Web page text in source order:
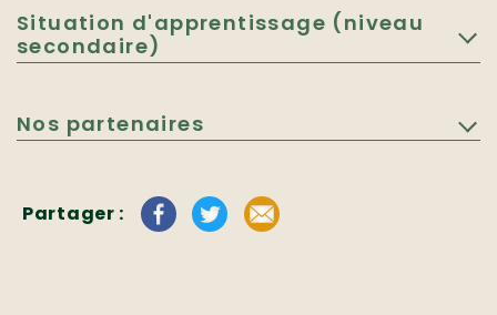
Situation d'apprentissage (niveau
secondaire)
Nos partenaires
Partager :